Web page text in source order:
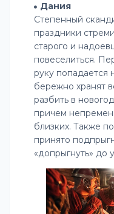
Дания
Степенный
праздники
старого и
повеселиться.
руку попадается
бережно хранят
разбить в
причем
близких. Также
принято
«допрыгнуть» до